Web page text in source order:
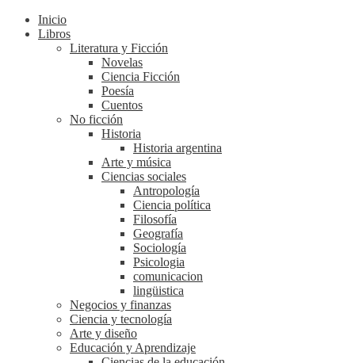
Inicio
Libros
Literatura y Ficción
Novelas
Ciencia Ficción
Poesía
Cuentos
No ficción
Historia
Historia argentina
Arte y música
Ciencias sociales
Antropología
Ciencia política
Filosofía
Geografía
Sociología
Psicologia
comunicacion
lingüistica
Negocios y finanzas
Ciencia y tecnología
Arte y diseño
Educación y Aprendizaje